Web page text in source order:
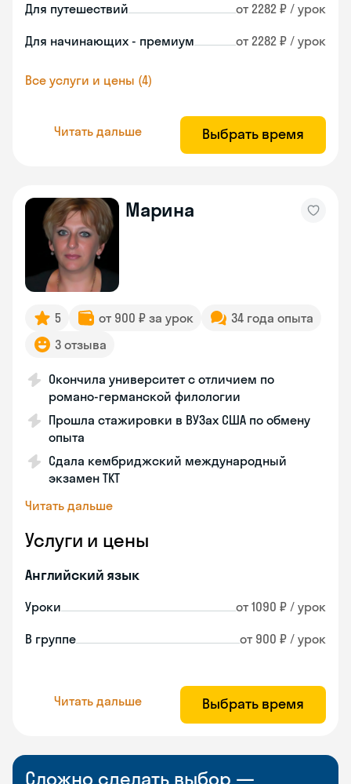
Для путешествий от 2282 ₽ / урок
Для начинающих - премиум от 2282 ₽ / урок
Все услуги и цены (4)
Читать дальше Выбрать время
Марина
5 от 900 ₽ за урок
34 года опыта
3 отзыва
Окончила университет с отличием по
романо-германской филологии
Прошла стажировки в ВУЗах США по обмену
опыта
Сдала кембриджский международный
экзамен TKT
Читать дальше
Услуги и цены
Английский язык
Уроки от 1090 ₽ / урок
В группе от 900 ₽ / урок
Читать дальше Выбрать время
Сложно сделать выбор —